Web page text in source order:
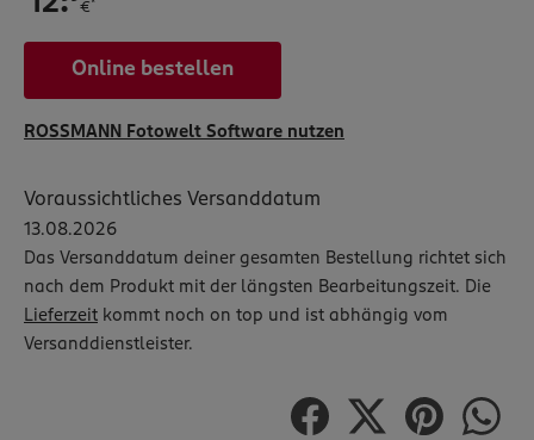
€*
Online bestellen
ROSSMANN Fotowelt Software nutzen
Voraussichtliches Versanddatum
13.08.2026
Das Versanddatum deiner gesamten Bestellung richtet sich
nach dem Produkt mit der längsten Bearbeitungszeit. Die
Lieferzeit kommt noch on top und ist abhängig vom
Versanddienstleister.